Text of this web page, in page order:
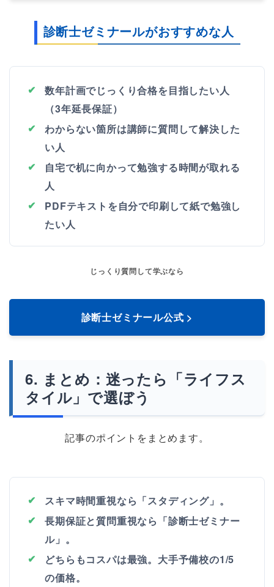
診断士ゼミナールがおすすめな人
数年計画でじっくり合格を目指したい人
（3年延長保証）
わからない箇所は講師に質問して解決した
い人
自宅で机に向かって勉強する時間が取れる
人
PDFテキストを自分で印刷して紙で勉強し
たい人
じっくり質問して学ぶなら
診断士ゼミナール公式 >
まとめ：迷ったら「ライフス
タイル」で選ぼう
記事のポイントをまとめます。
スキマ時間重視なら「スタディング」。
長期保証と質問重視なら「診断士ゼミナー
ル」。
どちらもコスパは最強。大手予備校の1/5
の価格。